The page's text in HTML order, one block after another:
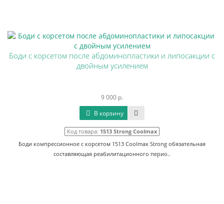
Боди с корсетом после абдоминопластики и липосакции с
двойным усилением
9 000 р.
В корзину
Код товара: 1513 Strong Coolmax
Боди компрессионное с корсетом 1513 Coolmax Strong обязательная
составляющая реабилитационного перио..